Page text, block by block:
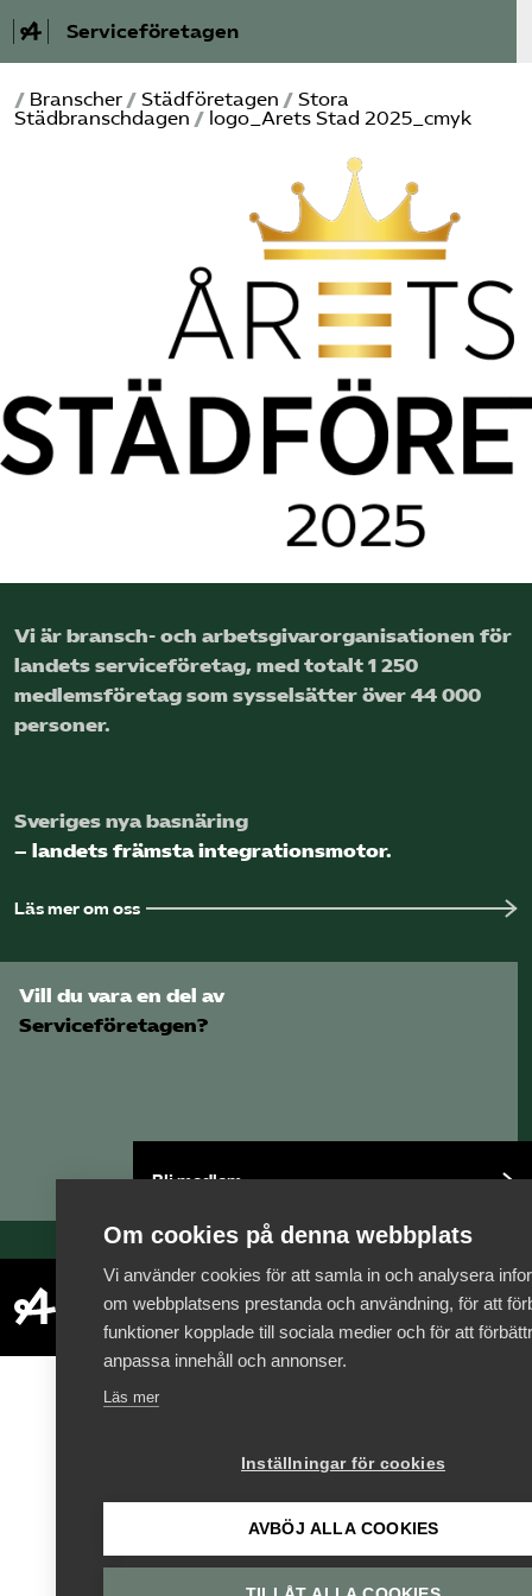
Serviceföretagen
Om Service­företagen
Logga in på Arbetsgivarguiden
Sök på serviceforetagen.se
Om webbplatsen
/ Branscher / Städ­företagen / Stora
Städbranschdagen / logo_Arets Stad 2025_cmyk
Vi är bransch- och arbetsgivar­organisationen för
landets service­företag, med totalt 1 250
medlems­företag som sysselsätter över 44 000
personer.
Sveriges nya basnäring
– landets främsta integrationsmotor.
Läs mer om oss
Vill du vara en del av
Serviceföretagen?
Bli medlem
Om cookies på denna webbplats
Vi använder cookies för att samla in och analysera
om webbplatsens prestanda och användning, för att
funktioner kopplade till sociala medier och för att
anpassa innehåll och annonser.
Läs mer
Inställningar för cookies
AVBÖJ ALLA COOKIES